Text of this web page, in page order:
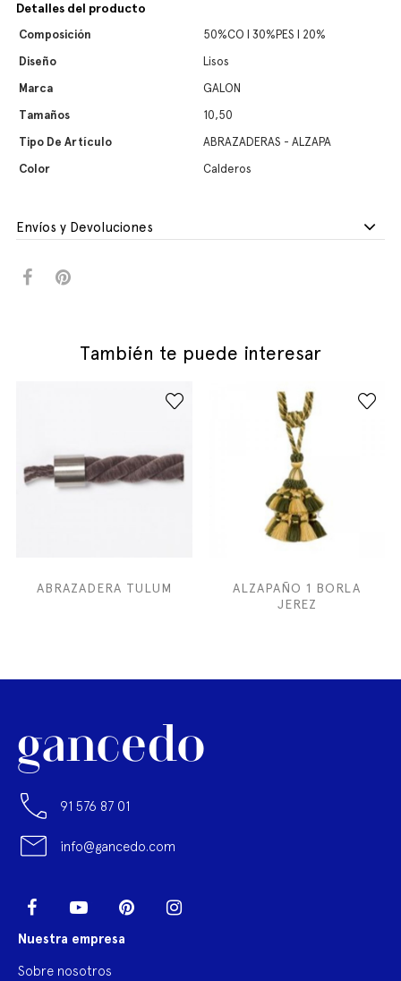
Detalles del producto
Composición
50%CO l 30%PES l 20%
Diseño
Lisos
Marca
GALON
Tamaños
10,50
Tipo De Artículo
ABRAZADERAS - ALZAPA
Color
Calderos
Envíos y Devoluciones
También te puede interesar
ABRAZADERA TULUM
ALZAPAÑO 1 BORLA
JEREZ
91 576 87 01
info@gancedo.com
Facebook YouTube Pinterest
Nuestra empresa
Sobre nosotros